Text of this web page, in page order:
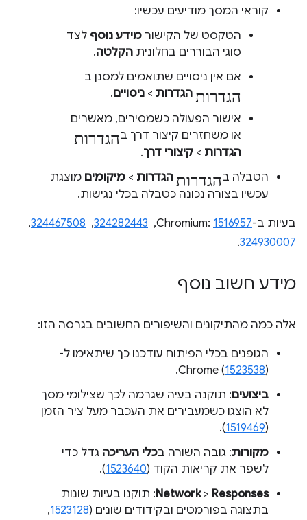
קוראי המסך מודיעים עכשיו:
הטקסט של הקישור מידע נוסף לצד
סוגי הבוררים בחלונית הקלטה.
אם אין ניסויים שתואמים למסנן ב
הגדרות הגדרות > ניסויים.
אישור הפעולה כשמסירים, מאשרים
או משחזרים קיצור דרך בהגדרות
הגדרות > קיצורי דרך.
הטבלה בהגדרות הגדרות > מיקומים מוצגת
עכשיו בצורה נכונה כטבלה בכלי נגישות.
בעיות ב-Chromium:1516957
, ‏
324282443
, ‏
324467508
, ‏
324930007
.
מידע חשוב נוסף
אלה כמה מהתיקונים והשיפורים החשובים בגרסה הזו:
הגופנים בכלי הפיתוח עודכנו כך שיתאימו ל-
Chrome (1523538).
ביצועים: תוקנה בעיה שגרמה לכך שצילומי מסך
לא הוצגו כשמעבירים את העכבר מעל ציר הזמן
(
1519469
).
מקורות: גובה השורה בכלי העריכה גדל כדי
לשפר את קריאות הקוד (1523640
).
Network> Responses
: תוקנו בעיות שונות
בתצוגה בפורמטים ובקידודים שונים (1523128
,